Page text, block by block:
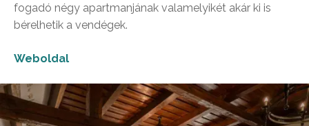
fogadó négy apartmanjának valamelyikét akár ki is
bérelhetik a vendégek.
Weboldal